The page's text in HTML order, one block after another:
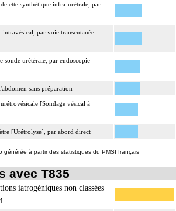
synthétique infra-urétrale, par
intravésical, par voie transcutanée
sonde urétérale, par endoscopie
sans préparation
[Sondage vésical à
[Urétrolyse], par abord direct
générée à partir des statistiques du PMSI français
avec T835
iatrogéniques non classées